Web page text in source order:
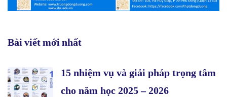
Bài viết mới nhất
15 nhiệm vụ và giải pháp trọng tâm
cho năm học 2025 – 2026